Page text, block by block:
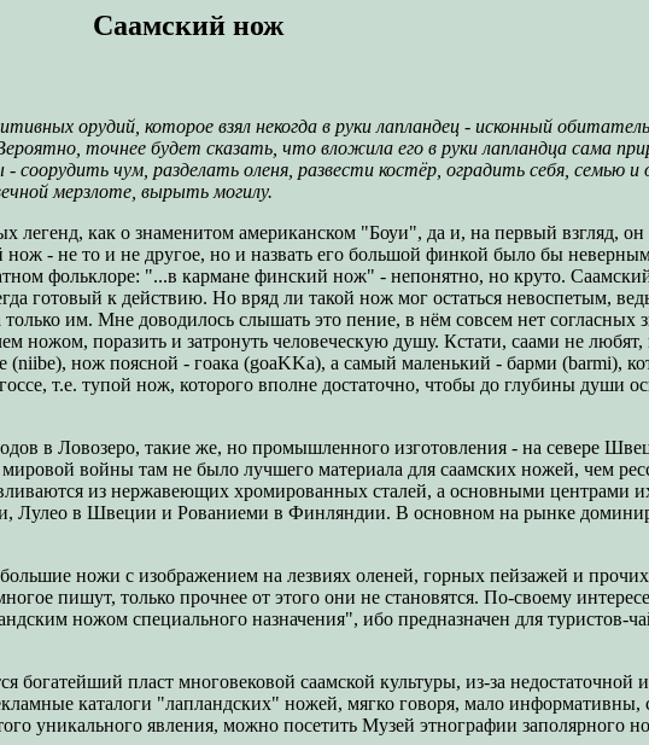
Саамский нож
орудий, которое взял некогда в руки лапландец - исконный
точнее будет сказать, что вложила его в руки лапландца сама
соорудить чум, разделать оленя, развести костёр, оградить себя, семью и
мерзлоте, вырыть могилу.
как о знаменитом американском "Боуи", да и, на первый взгляд, он
- не то и не другое, но и назвать его большой финкой было бы
фольклоре: "...в кармане финский нож" - непонятно, но круто.
готовый к действию. Но вряд ли такой нож мог остаться невоспетым,
им. Мне доводилось слышать это пение, в нём совсем нет согласных
ножом, поразить и затронуть человеческую душу. Кстати, саами не любят,
нож поясной - гоака (goaKKa), а самый маленький - барми (barmi),
т.е. тупой нож, которого вполне достаточно, чтобы до глубины души
в Ловозеро, такие же, но промышленного изготовления - на севере
войны там не было лучшего материала для саамских ножей, чем
из нержавеющих хромированных сталей, а основными центрами
Лулео в Швеции и Рованиеми в Финляндии. В основном на рынке
ножи с изображением на лезвиях оленей, горных пейзажей и
пишут, только прочнее от этого они не становятся. По-своему
ножом специального назначения", ибо предназначен для туристов-
богатейший пласт многовековой саамской культуры, из-за недостаточной
каталоги "лапландских" ножей, мягко говоря, мало информативны,
уникального явления, можно посетить Музей этнографии заполярного